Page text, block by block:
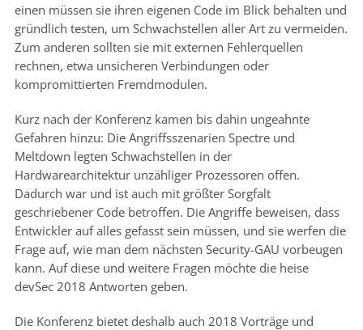
einen müssen sie ihren eigenen Code im Blick behalten und
gründlich testen, um Schwachstellen aller Art zu vermeiden.
Zum anderen sollten sie mit externen Fehlerquellen
rechnen, etwa unsicheren Verbindungen oder
kompromittierten Fremdmodulen.
Kurz nach der Konferenz kamen bis dahin ungeahnte
Gefahren hinzu: Die Angriffsszenarien Spectre und
Meltdown legten Schwachstellen in der
Hardwarearchitektur unzähliger Prozessoren offen.
Dadurch war und ist auch mit größter Sorgfalt
geschriebener Code betroffen. Die Angriffe beweisen, dass
Entwickler auf alles gefasst sein müssen, und sie werfen die
Frage auf, wie man dem nächsten Security-GAU vorbeugen
kann. Auf diese und weitere Fragen möchte die heise
devSec 2018 Antworten geben.
Die Konferenz bietet deshalb auch 2018 Vorträge und